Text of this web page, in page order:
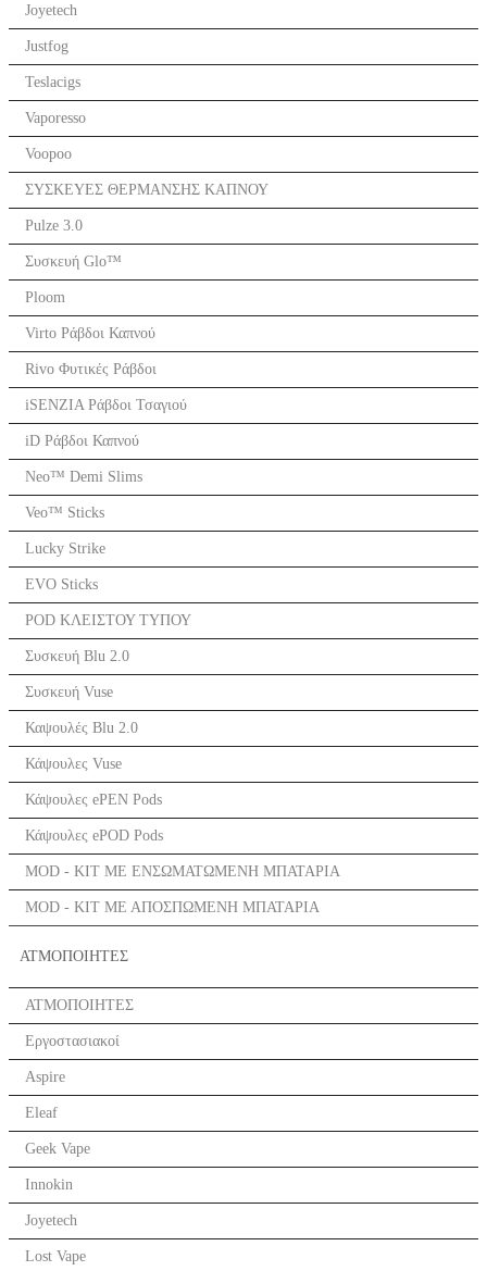
Joyetech
Justfog
Teslacigs
Vaporesso
Voopoo
ΣΥΣΚΕΥΕΣ ΘΕΡΜΑΝΣΗΣ ΚΑΠΝΟΥ
Pulze 3.0
Συσκευή Glo™
Ploom
Virto Ράβδοι Καπνού
Rivo Φυτικές Ράβδοι
iSENZIA Ράβδοι Τσαγιού
iD Ράβδοι Καπνού
Neo™ Demi Slims
Veo™ Sticks
Lucky Strike
EVO Sticks
POD ΚΛΕΙΣΤΟΥ ΤΥΠΟΥ
Συσκευή Blu 2.0
Συσκευή Vuse
Καψουλές Blu 2.0
Κάψουλες Vuse
Κάψουλες ePEN Pods
Κάψουλες ePOD Pods
MOD - KIT ΜΕ ΕΝΣΩΜΑΤΩΜΕΝΗ ΜΠΑΤΑΡΙΑ
MOD - KIT ΜΕ ΑΠΟΣΠΩΜΕΝΗ ΜΠΑΤΑΡΙΑ
ΑΤΜΟΠΟΙΗΤΕΣ
ΑΤΜΟΠΟΙΗΤΕΣ
Εργοστασιακοί
Aspire
Eleaf
Geek Vape
Innokin
Joyetech
Lost Vape